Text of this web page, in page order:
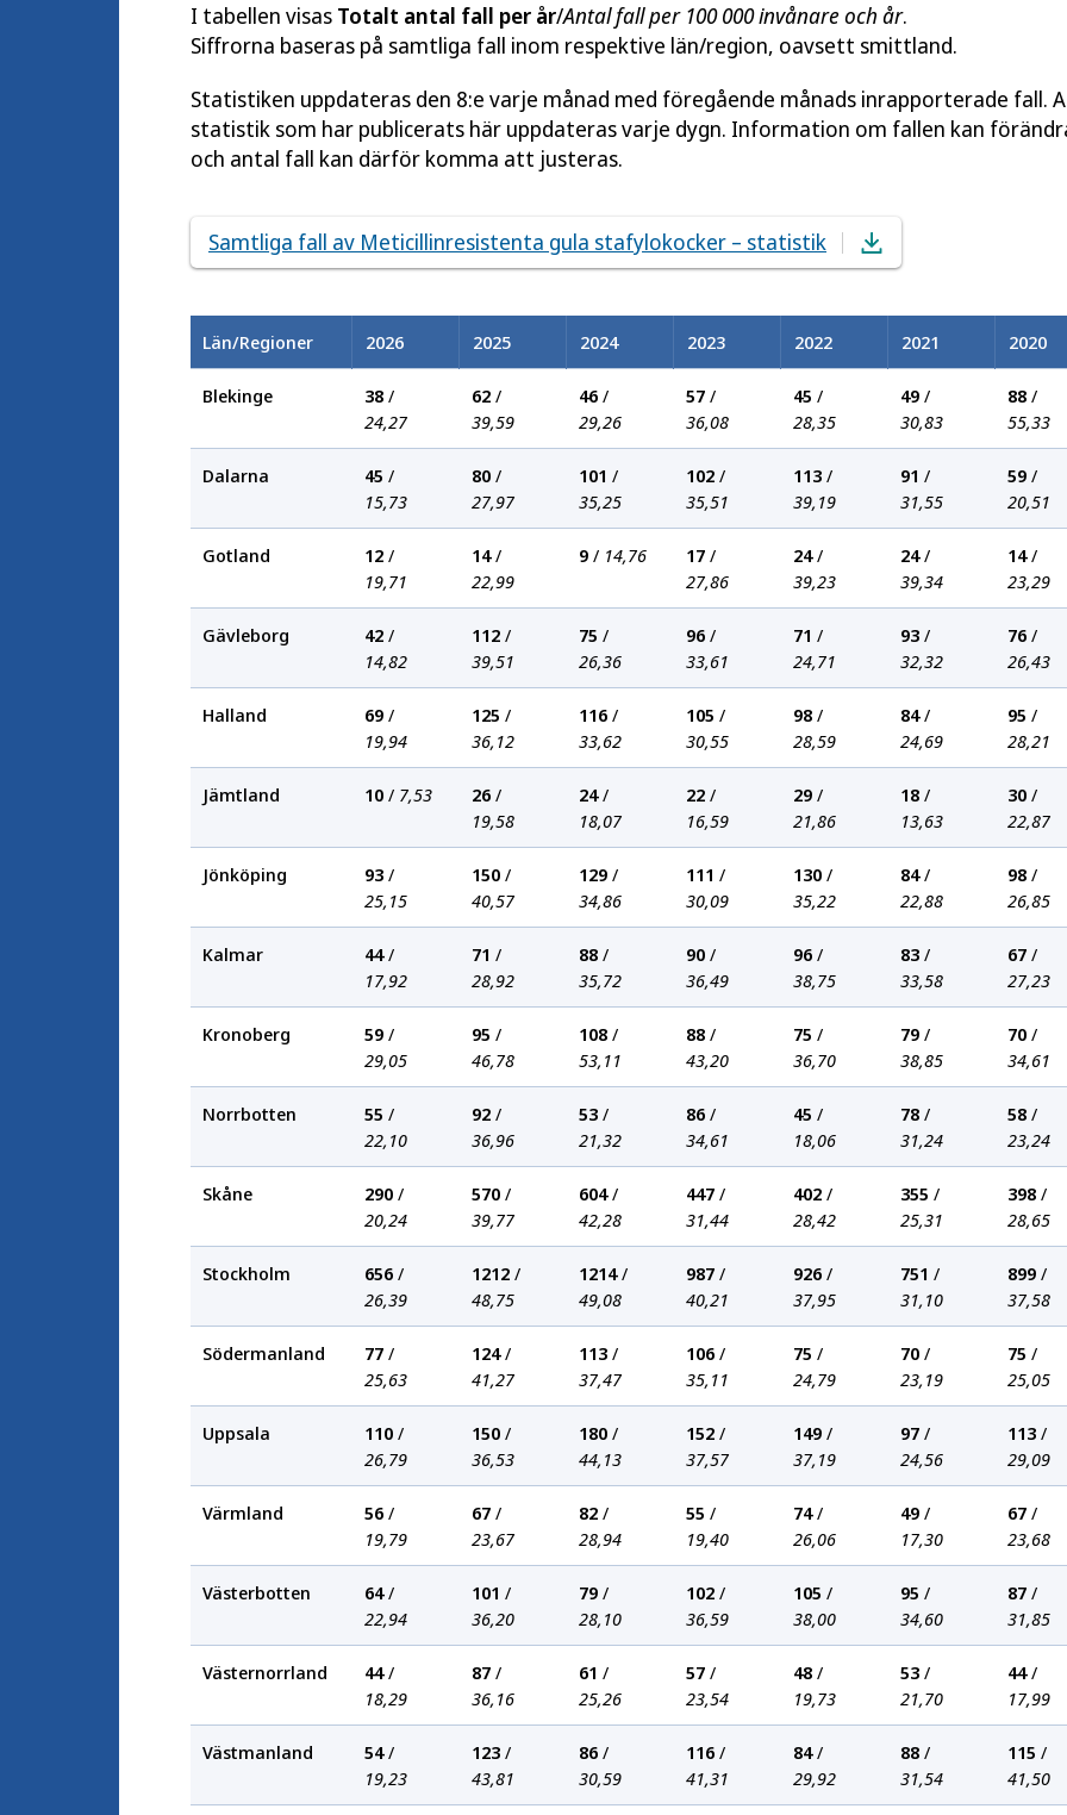
I tabellen visas Totalt antal fall per år/Antal fall per 100 000 invånare och år.
Siffrorna baseras på samtliga fall inom respektive län/region, oavsett smittland.
Statistiken uppdateras den 8:e varje månad med föregående månads inrapporterade fall.
statistik som har publicerats här uppdateras varje dygn. Information om fallen kan
och antal fall kan därför komma att justeras.
Samtliga fall av Meticillinresistenta gula stafylokocker – statistik
Län/Regioner 2026 2025 2024 2023 2022 2021 2020
Blekinge 38 /
24,27
62 /
39,59
46 /
29,26
57 /
36,08
45 /
28,35
49 /
30,83
88 /
55,33
Dalarna 45 /
15,73
80 /
27,97
101 /
35,25
102 /
35,51
113 /
39,19
91 /
31,55
59 /
20,51
Gotland 12 /
19,71
14/
22,99
9 / 14,76 17 /
27,86
24/
39,23
24/
39,34
14/
23,29
Gävleborg 42 /
14,82
112 /
39,51
75 /
26,36
96 /
33,61
71 /
24,71
93 /
32,32
76 /
26,43
Halland 69 /
19,94
125 /
36,12
116 /
33,62
105 /
30,55
98 /
28,59
84/
24,69
95 /
28,21
Jämtland 10 / 7,53 26 /
19,58
24/
18,07
22 /
16,59
29 /
21,86
18 /
13,63
30 /
22,87
Jönköping 93 /
25,15
150 /
40,57
129 /
34,86
111 /
30,09
130 /
35,22
84/
22,88
98 /
26,85
Kalmar 44/
17,92
71 /
28,92
88 /
35,72
90 /
36,49
96 /
38,75
83 /
33,58
67 /
27,23
Kronoberg 59 /
29,05
95 /
46,78
108 /
53,11
88 /
43,20
75 /
36,70
79 /
38,85
70 /
34,61
Norrbotten 55 /
22,10
92 /
36,96
53 /
21,32
86 /
34,61
45 /
18,06
78 /
31,24
58 /
23,24
Skåne 290 /
20,24
570 /
39,77
604/
42,28
447 /
31,44
402 /
28,42
355 /
25,31
398 /
28,65
Stockholm 656 /
26,39
1212 /
48,75
1214/
49,08
987 /
40,21
926 /
37,95
751 /
31,10
899 /
37,58
Södermanland 77 /
25,63
124/
41,27
113 /
37,47
106 /
35,11
75 /
24,79
70 /
23,19
75 /
25,05
Uppsala 110 /
26,79
150 /
36,53
180 /
44,13
152 /
37,57
149 /
37,19
97 /
24,56
113 /
29,09
Värmland 56 /
19,79
67 /
23,67
82 /
28,94
55 /
19,40
74/
26,06
49 /
17,30
67 /
23,68
Västerbotten 64/
22,94
101 /
36,20
79 /
28,10
102 /
36,59
105 /
38,00
95 /
34,60
87 /
31,85
Västernorrland 44/
18,29
87 /
36,16
61 /
25,26
57 /
23,54
48 /
19,73
53 /
21,70
44/
17,99
Västmanland 54/
19,23
123 /
43,81
86 /
30,59
116 /
41,31
84/
29,92
88 /
31,54
115 /
41,50